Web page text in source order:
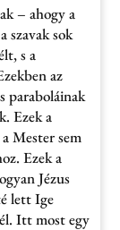
– ahogy a
szavak sok
s a
az
paraboláinak
Ezek a
Mester sem
Ezek a
Jézus
lett Ige
Itt most egy